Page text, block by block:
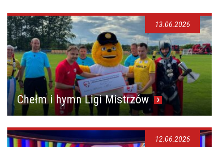
Chełm i hymn Ligi Mistrzów
13.06.2026
12.06.2026